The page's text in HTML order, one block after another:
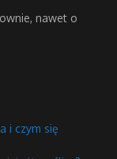
nawet o
i czym się